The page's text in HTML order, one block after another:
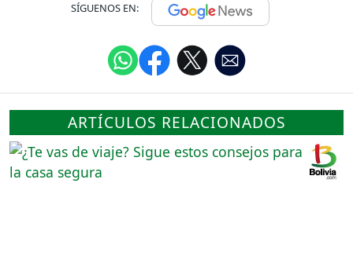
SÍGUENOS EN:
ARTÍCULOS RELACIONADOS